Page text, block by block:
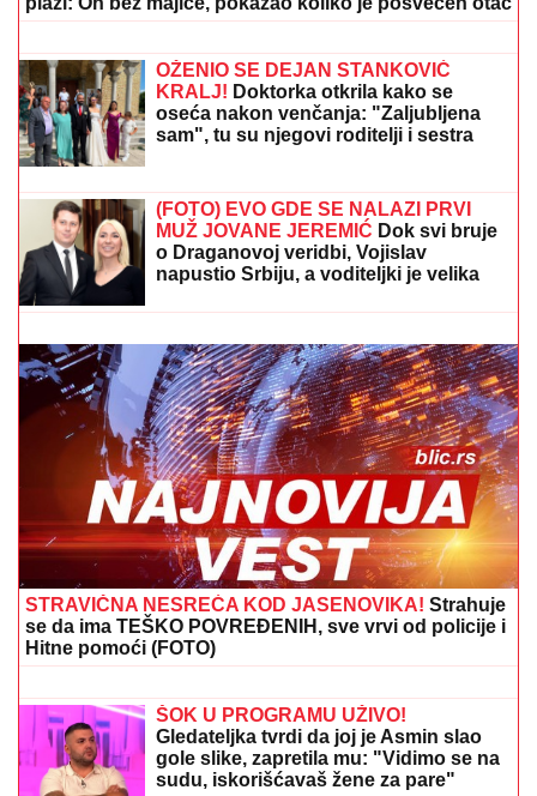
Anastasiji: "Odlično se snašla, nisam
album posle 10 godina
IMA PREDIVNO IMANJE NA KOSOVU I
METOHIJIMilan Vasić pokazao deo
dvorišta i raznežio: Sin Despot
prohodao na Kosmetu
ŽENA MARKA JANKETIĆA U KUPAĆEM!Glumac
objavio slike sa letovanja, razmenjuju nežnosti na
plaži: On bez majice, pokazao koliko je posvećen otac
"IZMEĐU JELENE I MENE NIKADA
NIŠTA NIJE BILO"Goran Ratković
Rale se oglasio nakon što je Ana
pretila Slobinoj ženi: "Našao sam se
između prijatelja i žene koju volim
najviše na svetu!"
OŽENIO SE DEJAN STANKOVIĆ
KRALJ!
sam", tu su njegovi roditelji i sestra
(VIDEO)